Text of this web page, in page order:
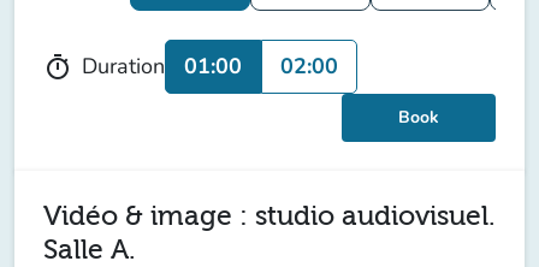
timer Duration 01:00 02:00
Book
Vidéo & image : studio audiovisuel.
Salle A.